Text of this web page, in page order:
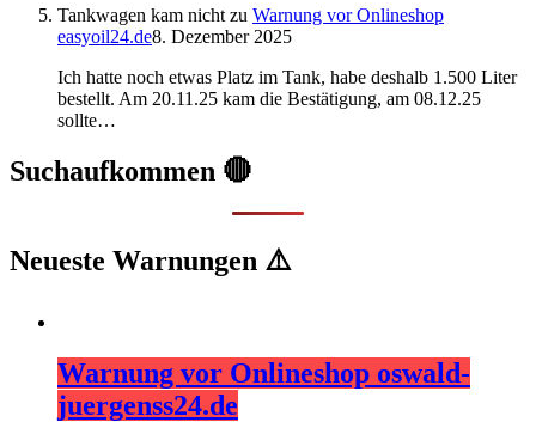
Tankwagen kam nicht zu Warnung vor Onlineshop
easyoil24.de8. Dezember 2025
Ich hatte noch etwas Platz im Tank, habe deshalb 1.500 Liter
bestellt. Am 20.11.25 kam die Bestätigung, am 08.12.25
sollte…
Suchaufkommen 🔴
Neueste Warnungen ⚠️
Warnung vor Onlineshop oswald-
juergenss24.de